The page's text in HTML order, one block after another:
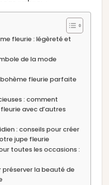
fleurie : légèreté et
de la mode
fleurie parfaite
: comment
avec d’autres
: conseils pour créer
jupe fleurie
toutes les occasions :
préserver la beauté de